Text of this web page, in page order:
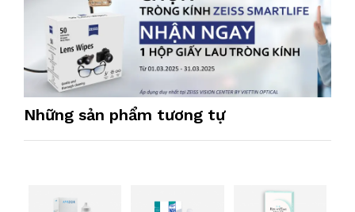
Những sản phẩm tương tự